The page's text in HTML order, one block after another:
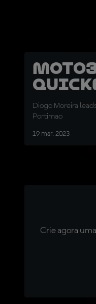
Diogo Moreira
Portimao
19 mar. 2023
Crie agora